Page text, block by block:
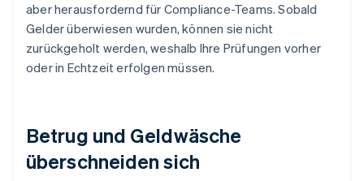
aber herausfordernd für Compliance-Teams. Sobald
Gelder überwiesen wurden, können sie nicht
zurückgeholt werden, weshalb Ihre Prüfungen vorher
oder in Echtzeit erfolgen müssen.
Betrug und Geldwäsche
überschneiden sich